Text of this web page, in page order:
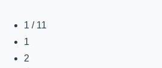
1 / 11
1
2